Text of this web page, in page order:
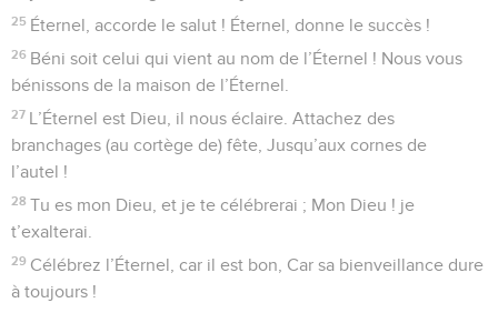
25 Éternel, accorde le salut ! Éternel, donne le succès !
26 Béni soit celui qui vient au nom de l’Éternel ! Nous vous
bénissons de la maison de l’Éternel.
27 L’Éternel est Dieu, il nous éclaire. Attachez des
branchages (au cortège de) fête, Jusqu’aux cornes de
l’autel !
28 Tu es mon Dieu, et je te célébrerai ; Mon Dieu ! je
t’exalterai.
29 Célébrez l’Éternel, car il est bon, Car sa bienveillance dure
à toujours !